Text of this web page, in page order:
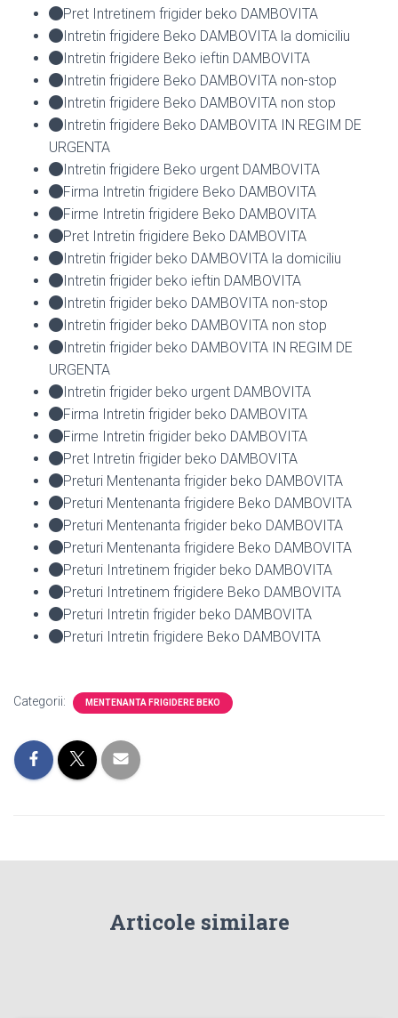
Pret Intretinem frigider beko DAMBOVITA
Intretin frigidere Beko DAMBOVITA la domiciliu
Intretin frigidere Beko ieftin DAMBOVITA
Intretin frigidere Beko DAMBOVITA non-stop
Intretin frigidere Beko DAMBOVITA non stop
Intretin frigidere Beko DAMBOVITA IN REGIM DE
URGENTA
Intretin frigidere Beko urgent DAMBOVITA
Firma Intretin frigidere Beko DAMBOVITA
Firme Intretin frigidere Beko DAMBOVITA
Pret Intretin frigidere Beko DAMBOVITA
Intretin frigider beko DAMBOVITA la domiciliu
Intretin frigider beko ieftin DAMBOVITA
Intretin frigider beko DAMBOVITA non-stop
Intretin frigider beko DAMBOVITA non stop
Intretin frigider beko DAMBOVITA IN REGIM DE
URGENTA
Intretin frigider beko urgent DAMBOVITA
Firma Intretin frigider beko DAMBOVITA
Firme Intretin frigider beko DAMBOVITA
Pret Intretin frigider beko DAMBOVITA
Preturi Mentenanta frigider beko DAMBOVITA
Preturi Mentenanta frigidere Beko DAMBOVITA
Preturi Mentenanta frigider beko DAMBOVITA
Preturi Mentenanta frigidere Beko DAMBOVITA
Preturi Intretinem frigider beko DAMBOVITA
Preturi Intretinem frigidere Beko DAMBOVITA
Preturi Intretin frigider beko DAMBOVITA
Preturi Intretin frigidere Beko DAMBOVITA
Categorii: MENTENANTA FRIGIDERE BEKO
Articole similare